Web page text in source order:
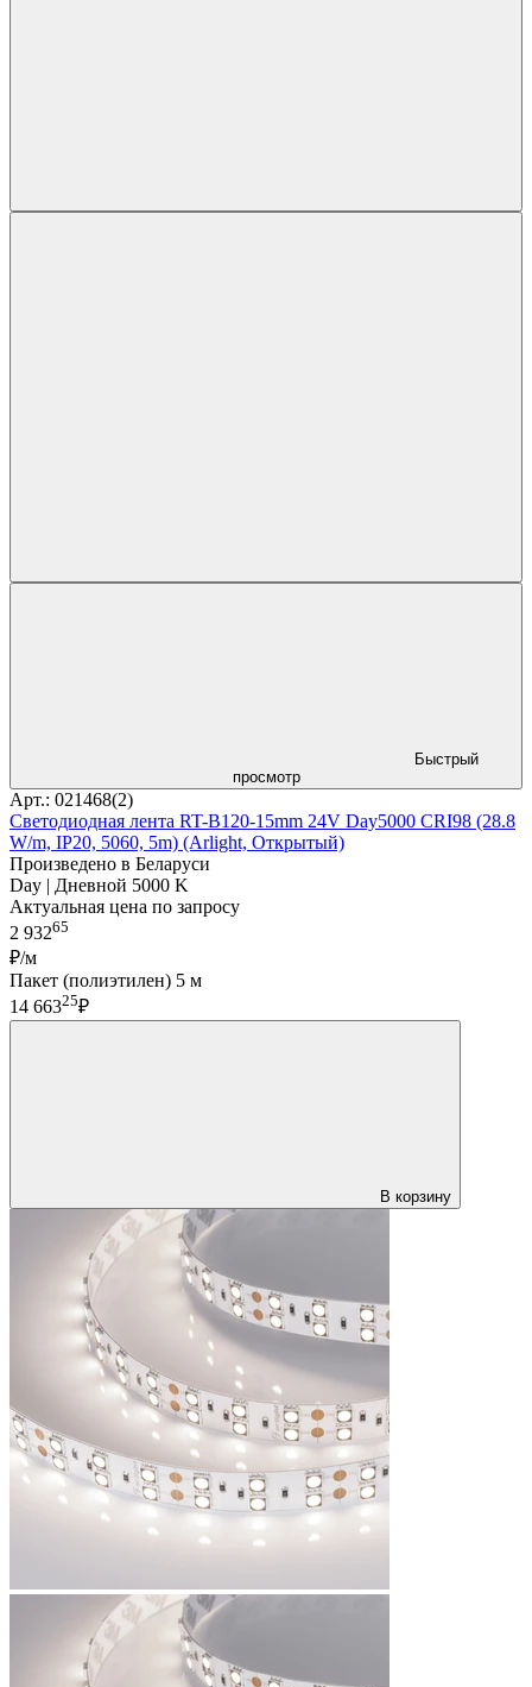
Быстрый
просмотр
Арт.: 021468(2)
Светодиодная лента RT-B120-15mm 24V Day5000 CRI98 (28.8
W/m, IP20, 5060, 5m) (Arlight, Открытый)
Произведено в Беларуси
Day | Дневной 5000 K
Актуальная цена по запросу
2 93265
₽/м
Пакет (полиэтилен) 5 м
14 66325₽
В корзину